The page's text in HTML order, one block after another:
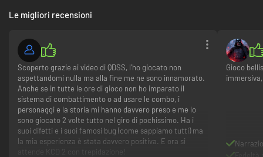
Le migliori recensioni
Scoperto grazie ai video di QDSS, l'ho giocato non
aspettandomi nulla ma alla fine me ne sono innamorato.
Anche se in tutte le ore di gioco non ho imparato il
sistema di combattimento o ad usare le combo, i
personaggi e la storia mi hanno davvero preso e me lo
sono giocato 2 volte tutto nel giro di pochissimo. Ha i
suoi difetti e i suoi famosi bug (come sappiamo tutti) ma
la mia esperienza è stata davvero positiva. E ora si
attende KCD 2 con trepidazione!
Gioco